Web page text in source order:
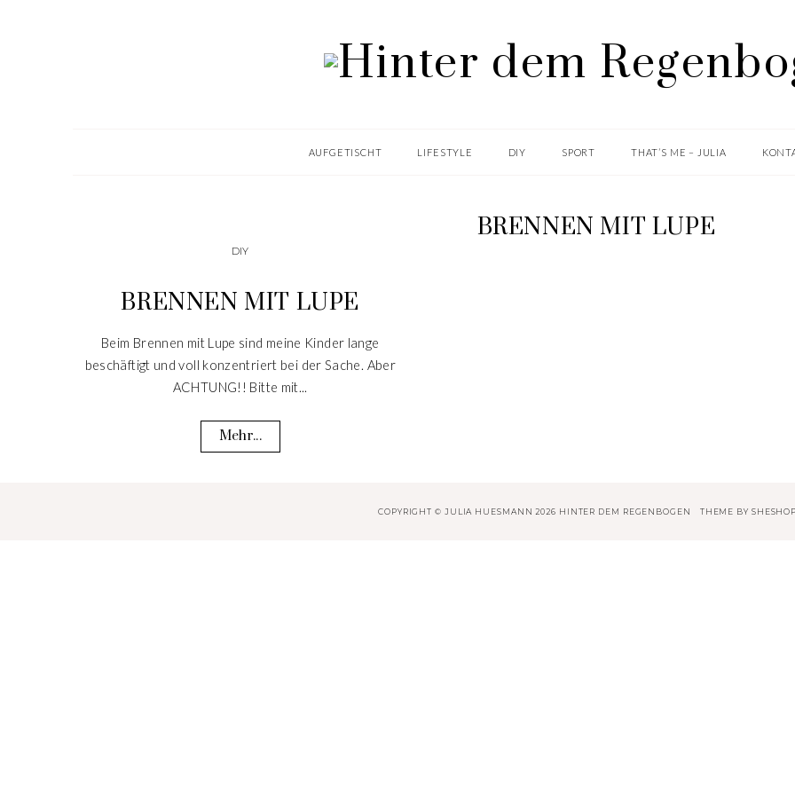
AUFGETISCHT LIFESTYLE DIY SPORT THAT’S ME – JULIA
BRENNEN MIT LUPE
DIY
BRENNEN MIT LUPE
Beim Brennen mit Lupe sind meine Kinder lange
beschäftigt und voll konzentriert bei der Sache. Aber
ACHTUNG!! Bitte mit...
Mehr...
COPYRIGHT © JULIA HUESMANN 2026 HINTER DEM REGENBOGEN THEME BY